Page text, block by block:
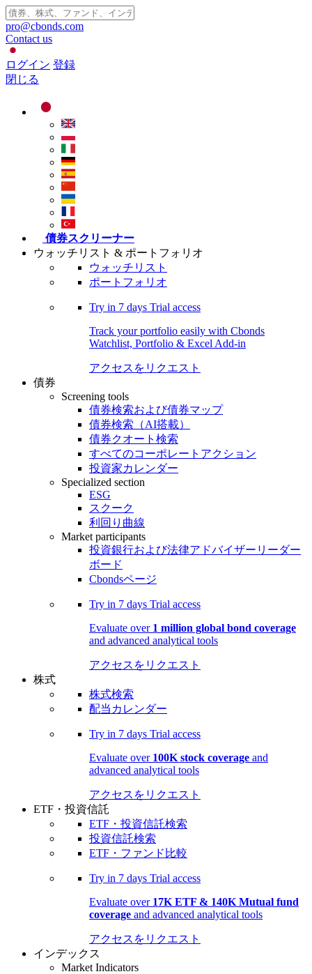
pro@cbonds.com
Contact us
ログイン 登録
閉じる
債券スクリーナー
ウォッチリスト & ポートフォリオ
ウォッチリスト
ポートフォリオ
Try in 7 days Trial access
Track your portfolio easily with Cbonds
Watchlist, Portfolio & Excel Add-in
アクセスをリクエスト
債券
Screening tools
債券検索および債券マップ
債券検索（AI搭載）
債券クオート検索
すべてのコーポレートアクション
投資家カレンダー
Specialized section
ESG
スクーク
利回り曲線
Market participants
投資銀行および法律アドバイザーリーダー
ボード
Cbondsページ
Try in 7 days Trial access
Evaluate over 1 million global bond coverage
and advanced analytical tools
アクセスをリクエスト
株式
株式検索
配当カレンダー
Try in 7 days Trial access
Evaluate over 100K stock coverage and
advanced analytical tools
アクセスをリクエスト
ETF・投資信託
ETF・投資信託検索
投資信託検索
ETF・ファンド比較
Try in 7 days Trial access
Evaluate over 17K ETF & 140K Mutual fund
coverage and advanced analytical tools
アクセスをリクエスト
インデックス
Market Indicators